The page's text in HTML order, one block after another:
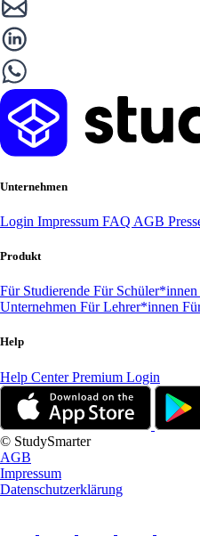
Unternehmen
Login Impressum FAQ AGB
Produkt
Für Studierende Für Schüler*innen
Unternehmen Für Lehrer*innen
Help
Help CenterPremium Login
© StudySmarter
AGB
Impressum
Datenschutzerklärung